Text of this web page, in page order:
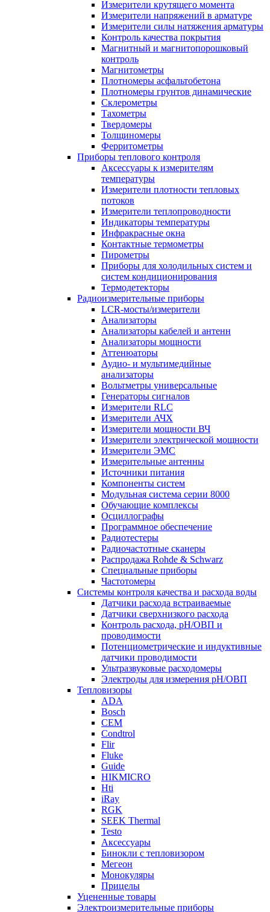
Измерители крутящего момента
Измерители напряжений в арматуре
Измерители силы натяжения арматуры
Контроль качества покрытия
Магнитный и магнитопорошковый
контроль
Магнитометры
Плотномеры асфальтобетона
Плотномеры грунтов динамические
Склерометры
Тахометры
Твердомеры
Толщиномеры
Ферритометры
Приборы теплового контроля
Аксессуары к измерителям
температуры
Измерители плотности тепловых
потоков
Измерители теплопроводности
Индикаторы температуры
Инфракрасные окна
Контактные термометры
Пирометры
Приборы для холодильных систем и
систем кондиционирования
Термодетекторы
Радиоизмерительные приборы
LCR-мосты/измерители
Анализаторы
Анализаторы кабелей и антенн
Анализаторы мощности
Аттенюаторы
Аудио- и мультимедийные
анализаторы
Вольтметры универсальные
Генераторы сигналов
Измерители RLC
Измерители АЧХ
Измерители мощности ВЧ
Измерители электрической мощности
Измерители ЭМС
Измерительные антенны
Источники питания
Компоненты систем
Модульная система серии 8000
Обучающие комплексы
Осциллографы
Программное обеспечение
Радиотестеры
Радиочастотные сканеры
Распродажа Rohde & Schwarz
Специальные приборы
Частотомеры
Системы контроля качества и расхода воды
Датчики расхода встраиваемые
Датчики сверхнизкого расхода
Контроль расхода, pH/ОВП и
проводимости
Потенциометрические и индуктивные
датчики проводимости
Ультразвуковые расходомеры
Электроды для измерения рH/ОВП
Тепловизоры
ADA
Bosch
CEM
Condtrol
Flir
Fluke
Guide
HIKMICRO
Hti
iRay
RGK
SEEK Thermal
Testo
Аксессуары
Бинокли с тепловизором
Мегеон
Монокуляры
Прицелы
Уцененные товары
Электроизмерительные приборы